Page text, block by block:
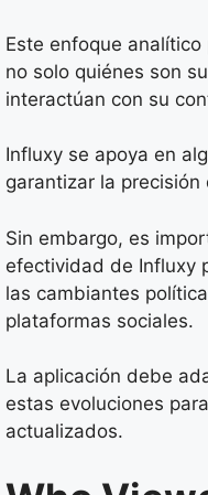
Este enfoque
no solo quiénes son
interactúan con su
Influxy se apoya en
garantizar la
Sin embargo, es
efectividad de Influxy
las cambiantes
plataformas sociales.
La aplicación debe
estas evoluciones
actualizados.